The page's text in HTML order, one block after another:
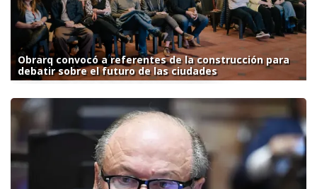
Obrarq convocó a referentes de la construcción para
debatir sobre el futuro de las ciudades